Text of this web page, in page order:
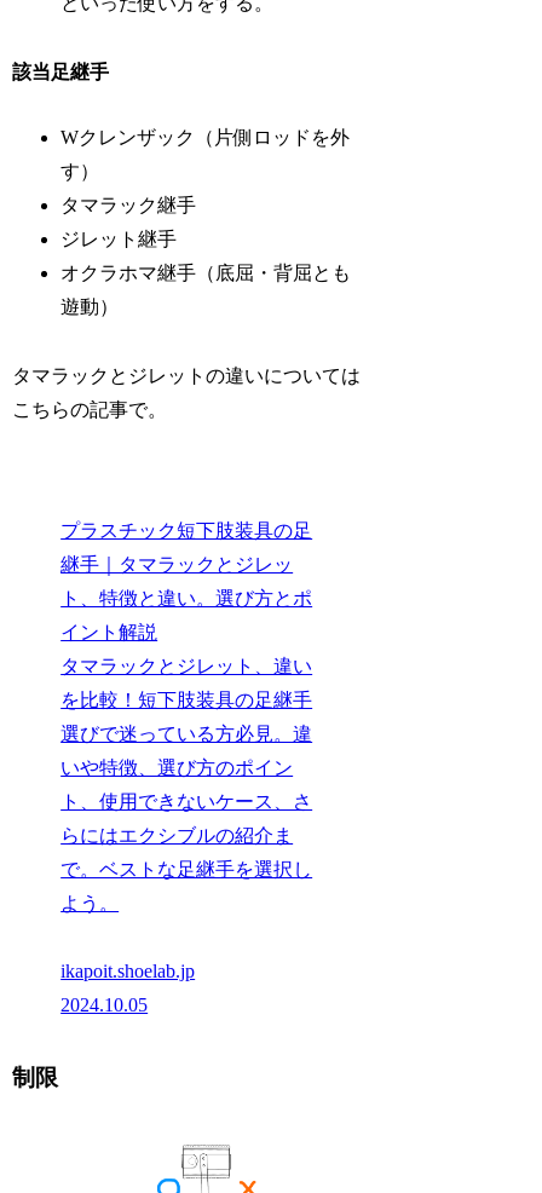
該当足継手
Wクレンザック（片側ロッドを外
す）
タマラック継手
ジレット継手
オクラホマ継手（底屈・背屈とも
遊動）
タマラックとジレットの違いについては
こちらの記事で。
プラスチック短下肢装具の足
継手｜タマラックとジレッ
ト、特徴と違い。選び方とポ
イント解説
タマラックとジレット、違い
を比較！短下肢装具の足継手
選びで迷っている方必見。違
いや特徴、選び方のポイン
ト、使用できないケース、さ
らにはエクシブルの紹介ま
で。ベストな足継手を選択し
よう。
ikapoit.shoelab.jp
2024.10.05
制限